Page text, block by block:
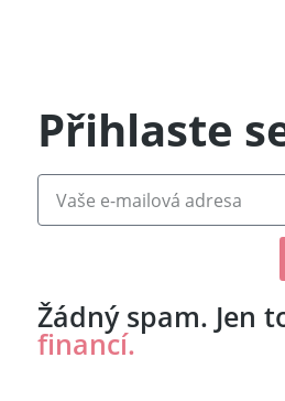
Přihlaste
Žádný spam. Jen
financí.